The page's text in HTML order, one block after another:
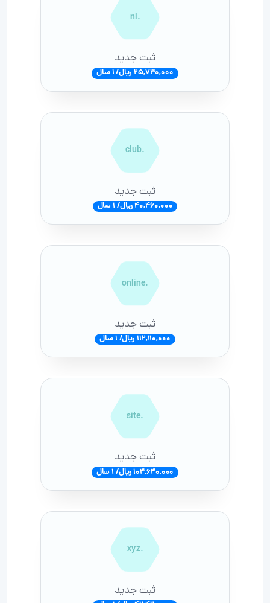
.nl
ثبت جدید
25,730,000 ریال/ 1 سال
.club
ثبت جدید
40,460,000 ریال/ 1 سال
.online
ثبت جدید
112,110,000 ریال/ 1 سال
.site
ثبت جدید
104,640,000 ریال/ 1 سال
.xyz
ثبت جدید